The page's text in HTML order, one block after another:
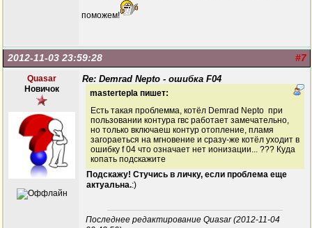
поможем!
#7
2012-11-03 23:59:28
Quasar
Новичок
Re: Demrad Nepto - ошибка F04
mastertepla пишет:
Есть такая проблемма, котёл Demrad Nepto при
пользовании контура гвс работает замечательно,
но только включаеш контур отопление, пламя
загораеться на мгновение и сразу-же котёл уходит в
ошибку f 04 что означает нет ионизации... ??? Куда
копать подскажите
Подскажу! Стучись в личку, если проблема еще
актуальна.:)
Последнее редактирование Quasar (2012-11-04